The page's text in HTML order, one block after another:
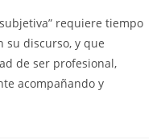
requiere tiempo
su discurso, y que
de ser profesional,
acompañando y